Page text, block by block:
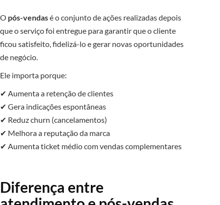
O pós-vendasé o conjunto de ações realizadas depois
que o serviço foi entregue para garantir que o cliente
ficou satisfeito, fidelizá-lo e gerar novas oportunidades
de negócio.
Ele importa porque:
✔ Aumenta a retenção de clientes
✔ Gera indicações espontâneas
✔ Reduz churn (cancelamentos)
✔ Melhora a reputação da marca
✔ Aumenta ticket médio com vendas complementares
Diferença entre